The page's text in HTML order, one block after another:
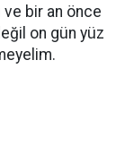
ve bir an önce
on gün yüz